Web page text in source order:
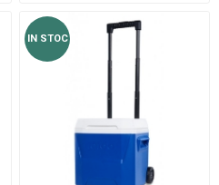
IN STOC